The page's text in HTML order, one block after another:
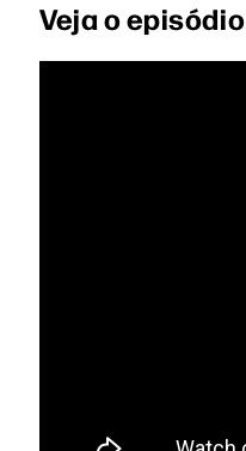
Veja o episódio